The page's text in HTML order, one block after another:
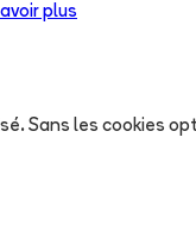
plus
Sans les cookies